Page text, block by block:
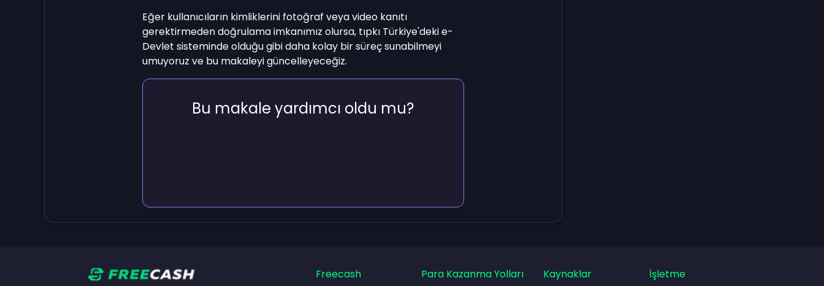
Eğer kullanıcıların kimliklerini fotoğraf veya video kanıtı
gerektirmeden doğrulama imkanımız olursa, tıpkı Türkiye'deki e-
Devlet sisteminde olduğu gibi daha kolay bir süreç sunabilmeyi
umuyoruz ve bu makaleyi güncelleyeceğiz.
Bu makale yardımcı oldu mu?
Freecash Para Kazanma Yolları Kaynaklar İşletme